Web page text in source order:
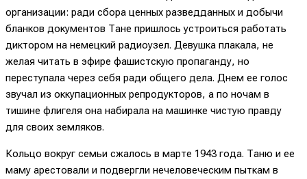
организации: ради сбора ценных разведданных и добычи
бланков документов Тане пришлось устроиться работать
диктором на немецкий радиоузел. Девушка плакала, не
желая читать в эфире фашистскую пропаганду, но
переступала через себя ради общего дела. Днем ее голос
звучал из оккупационных репродукторов, а по ночам в
тишине флигеля она набирала на машинке чистую правду
для своих земляков.
Кольцо вокруг семьи сжалось в марте 1943 года. Таню и ее
маму арестовали и подвергли нечеловеческим пыткам в